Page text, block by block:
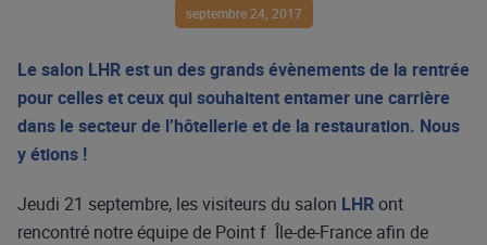
septembre 24, 2017
Le salon LHR est un des grands évènements de la rentrée
pour celles et ceux qui souhaitent entamer une carrière
dans le secteur de l’hôtellerie et de la restauration. Nous
y étions !
Jeudi 21 septembre, les visiteurs du salon LHRont
rencontré notre équipe de Point f Île-de-France afin de